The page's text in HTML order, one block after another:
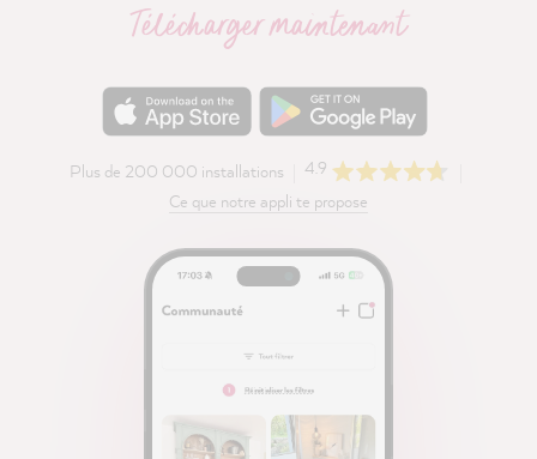
Télécharger maintenant
Plus de 200 000 installations
4.9
Ce que notre appli te propose